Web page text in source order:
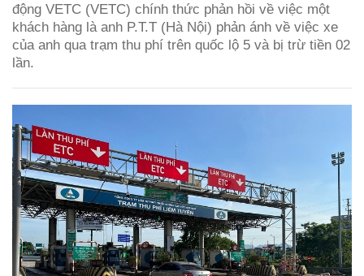
động VETC (VETC) chính thức phản hồi về việc một
khách hàng là anh P.T.T (Hà Nội) phản ánh về việc xe
của anh qua trạm thu phí trên quốc lộ 5 và bị trừ tiền 02
lần.